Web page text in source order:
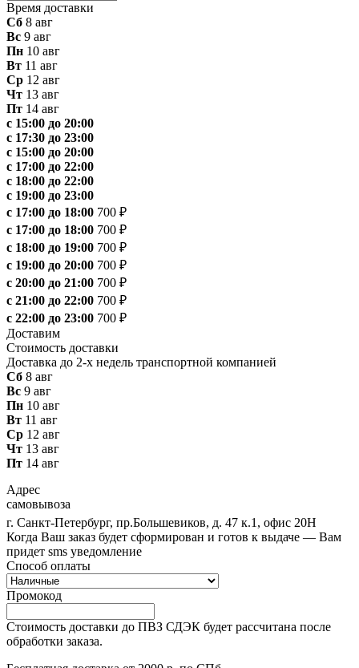
Время доставки
Сб 8 авг
Вс 9 авг
Пн 10 авг
Вт 11 авг
Ср 12 авг
Чт 13 авг
Пт 14 авг
с 15:00 до 20:00
с 17:30 до 23:00
с 15:00 до 20:00
с 17:00 до 22:00
с 18:00 до 22:00
с 19:00 до 23:00
с 17:00 до 18:00 700 ₽
с 17:00 до 18:00 700 ₽
с 18:00 до 19:00 700 ₽
с 19:00 до 20:00 700 ₽
с 20:00 до 21:00 700 ₽
с 21:00 до 22:00 700 ₽
с 22:00 до 23:00 700 ₽
Доставим
Стоимость доставки
Доставка до 2-х недель транспортной компанией
Сб 8 авг
Вс 9 авг
Пн 10 авг
Вт 11 авг
Ср 12 авг
Чт 13 авг
Пт 14 авг
Адрес
самовывоза
г. Санкт-Петербург, пр.Большевиков, д. 47 к.1, офис 20Н
Когда Ваш заказ будет сформирован и готов к выдаче — Вам
придет sms уведомление
Способ оплаты
Промокод
Стоимость доставки до ПВЗ СДЭК будет рассчитана после
обработки заказа.